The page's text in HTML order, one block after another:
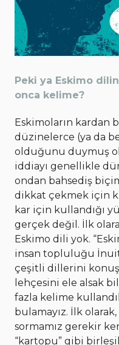
Peki ya Eskimo
onca kelime?
Eskimoların kardan
düzinelerce (ya da
olduğunu duymuş
iddiayı genellikle
ondan bahsediş
dikkat çekmek için
kar için kullandığı
gerçek değil. İlk
Eskimo dili yok.
insan topluluğu
çeşitli dillerini
lehçesini ele alsak
fazla kelime
bulamayız. İlk olarak,
sormamız gerekir
“kartopu” gibi